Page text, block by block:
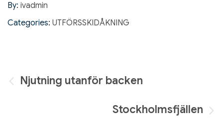
By: ivadmin
Categories: UTFÖRSSKIDÅKNING
Inläggsnavigering
Njutning utanför backen
Stockholmsfjällen